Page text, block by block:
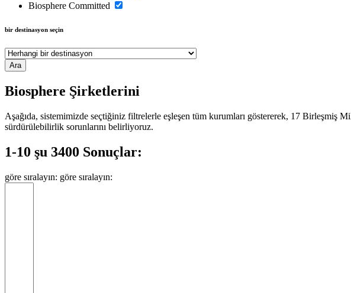
Biosphere Committed
bir destinasyon seçin
Biosphere Şirketlerini
Aşağıda, sistemimizde seçtiğiniz filtrelerle eşleşen tüm kurumları göstererek, 17 Birleşmiş
sürdürülebilirlik sorunlarını belirliyoruz.
1-10 şu 3400 Sonuçlar:
göre sıralayın: göre sıralayın: